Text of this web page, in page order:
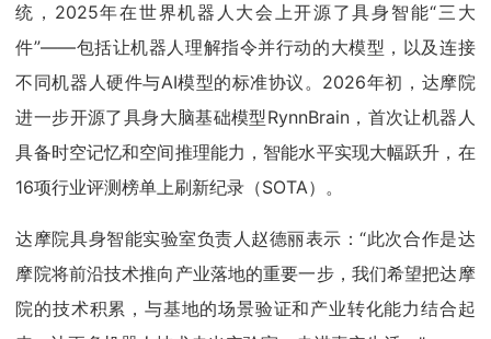
统，2025年在世界机器人大会上开源了具身智能“三大
件”——包括让机器人理解指令并行动的大模型，以及连接
不同机器人硬件与AI模型的标准协议。2026年初，达摩院
进一步开源了具身大脑基础模型RynnBrain，首次让机器人
具备时空记忆和空间推理能力，智能水平实现大幅跃升，在
16项行业评测榜单上刷新纪录（SOTA）。
达摩院具身智能实验室负责人赵德丽表示：“此次合作是达
摩院将前沿技术推向产业落地的重要一步，我们希望把达摩
院的技术积累，与基地的场景验证和产业转化能力结合起